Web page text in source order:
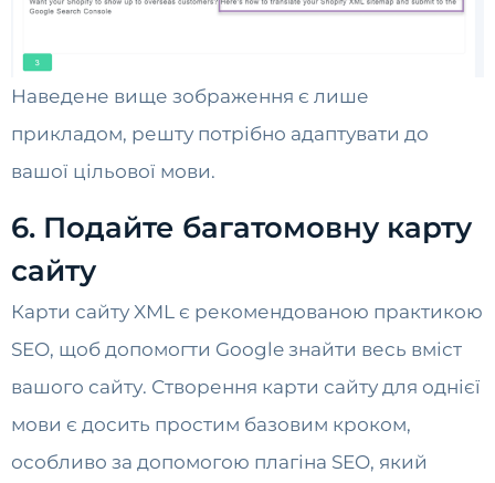
Наведене вище зображення є лише
прикладом, решту потрібно адаптувати до
вашої цільової мови.
6. Подайте багатомовну карту
сайту
Карти сайту XML є рекомендованою практикою
SEO, щоб допомогти Google знайти весь вміст
вашого сайту. Створення карти сайту для однієї
мови є досить простим базовим кроком,
особливо за допомогою плагіна SEO, який